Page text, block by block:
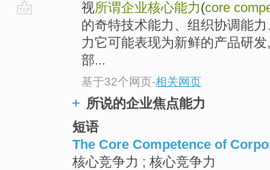
视所谓企业核心能力(core
的奇特技术能力、组织协调能
力它可能表现为新鲜的产品研
部...
基于32个网页-相关网页
所说的企业焦点能力
短语
The Core Competence of
核心竞争力 ; 核心竞争力